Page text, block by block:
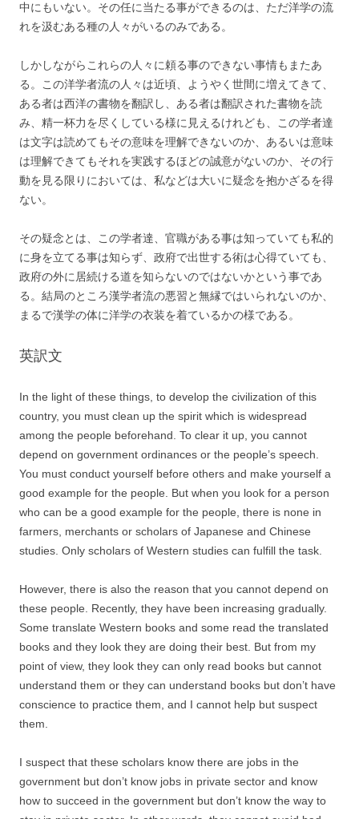
中にもいない。その任に当たる事ができるのは、ただ洋学の流
れを汲むある種の人々がいるのみである。
しかしながらこれらの人々に頼る事のできない事情もまたあ
る。この洋学者流の人々は近頃、ようやく世間に増えてきて、
ある者は西洋の書物を翻訳し、ある者は翻訳された書物を読
み、精一杯力を尽くしている様に見えるけれども、この学者達
は文字は読めてもその意味を理解できないのか、あるいは意味
は理解できてもそれを実践するほどの誠意がないのか、その行
動を見る限りにおいては、私などは大いに疑念を抱かざるを得
ない。
その疑念とは、この学者達、官職がある事は知っていても私的
に身を立てる事は知らず、政府で出世する術は心得ていても、
政府の外に居続ける道を知らないのではないかという事であ
る。結局のところ漢学者流の悪習と無縁ではいられないのか、
まるで漢学の体に洋学の衣装を着ているかの様である。
英訳文
In the light of these things, to develop the civilization of this
country, you must clean up the spirit which is widespread
among the people beforehand. To clear it up, you cannot
depend on government ordinances or the people’s speech.
You must conduct yourself before others and make yourself a
good example for the people. But when you look for a person
who can be a good example for the people, there is none in
farmers, merchants or scholars of Japanese and Chinese
studies. Only scholars of Western studies can fulfill the task.
However, there is also the reason that you cannot depend on
these people. Recently, they have been increasing gradually.
Some translate Western books and some read the translated
books and they look they are doing their best. But from my
point of view, they look they can only read books but cannot
understand them or they can understand books but don’t have
conscience to practice them, and I cannot help but suspect
them.
I suspect that these scholars know there are jobs in the
government but don’t know jobs in private sector and know
how to succeed in the government but don’t know the way to